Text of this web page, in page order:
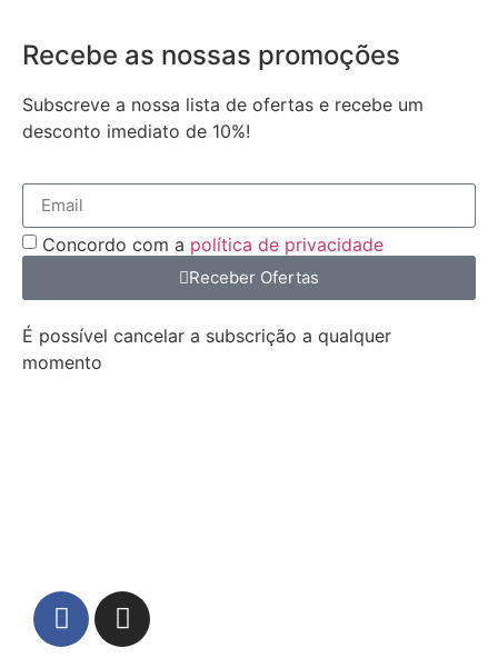
Recebe as nossas promoções
Subscreve a nossa lista de ofertas e recebe um
desconto imediato de 10%!
Concordo com a política de privacidade
Receber Ofertas
É possível cancelar a subscrição a qualquer
momento